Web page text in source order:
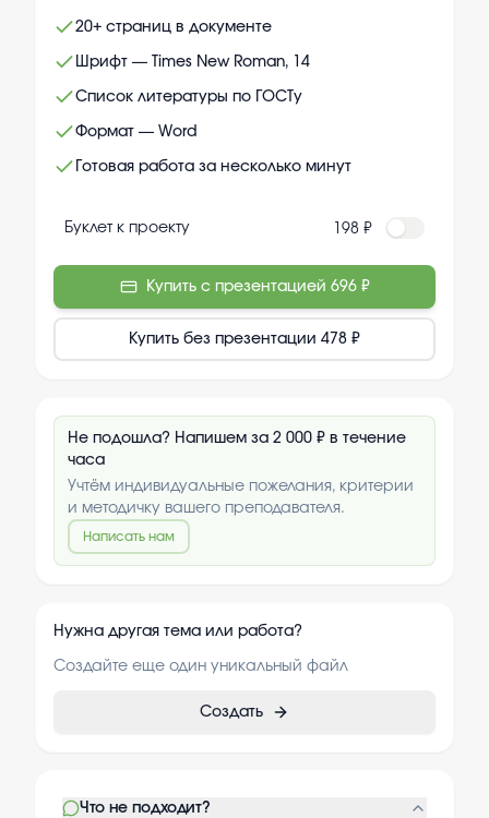
20+ страниц в документе
Шрифт — Times New Roman, 14
Список литературы по ГОСТу
Формат — Word
Готовая работа за несколько минут
Буклет к проекту 198 ₽
Купить с презентацией 696 ₽
Купить без презентации 478 ₽
Не подошла? Напишем за 2 000 ₽ в течение
часа
Учтём индивидуальные пожелания, критерии
и методичку вашего преподавателя.
Написать нам
Нужна другая тема или работа?
Создайте еще один уникальный файл
Создать
Что не подходит?